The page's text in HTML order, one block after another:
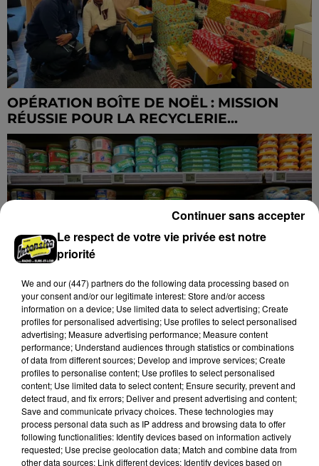
OPÉRATION BOÎTE DE NOËL : MISSION
RÉUSSIE POUR LA RECYCLERIE...
PLUS DE 62 TONNES DE PRODUITS POUR
LES RESTOS DU CŒUR EN EURE-ET-LOIR
DERNIERES INFOS Voir plus
Le respect de votre vie privée est notre
priorité
We and our (447) partnersdo the following data processing based on
your consent and/or our legitimate interest: Store and/or access
information on a device; Use limited data to select advertising; Create
profiles for personalised advertising; Use profiles to select personalised
advertising; Measure advertising performance; Measure content
performance; Understand audiences through statistics or combinations
of data from different sources; Develop and improve services; Create
profiles to personalise content; Use profiles to select personalised
content; Use limited data to select content; Ensure security, prevent and
detect fraud, and fix errors; Deliver and present advertising and content;
Save and communicate privacy choices. These technologies may
process personal data such as IP address and browsing data to offer
following functionalities: Identify devices based on information actively
requested; Use precise geolocation data; Match and combine data from
other data sources; Link different devices; Identify devices based on
Continuer sans accepter